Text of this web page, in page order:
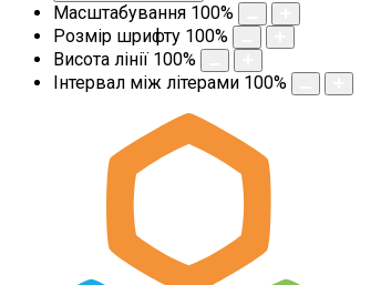
Масштабування 100%
Розмір шрифту 100%
Висота лінії 100%
Інтервал між літерами 100%